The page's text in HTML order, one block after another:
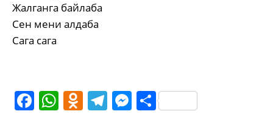
Жалганга байлаба
Сен мени алдаба
Сага сага
Facebook
WhatsApp
Odnoklassniki
Telegram
Messenger
Share